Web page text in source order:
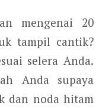
mengenai 20
tampil cantik?
selera Anda.
Anda supaya
dan noda hitam